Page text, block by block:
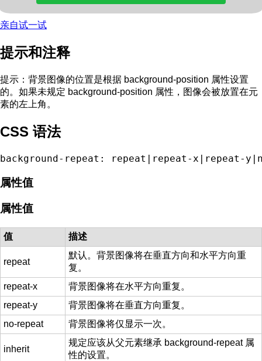
亲自试一试
提示和注释
提示： 背景图像的位置是根据 background-position 属性设置
的。如果未规定 background-position 属性，图像会被放置在元
素的左上角。
CSS 语法
background-repeat: repeat|repeat-
属性值
属性值
值 描述
repeat
默认。背景图像将在垂直方向和水平方向重
复。
repeat-x
背景图像将在水平方向重复。
repeat-y
背景图像将在垂直方向重复。
no-repeat
背景图像将仅显示一次。
inherit
规定应该从父元素继承 background-repeat 属
性的设置。